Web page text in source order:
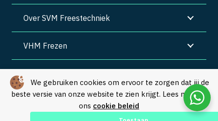
We gebruiken cookies om ervoor te zorgen dat jij de
beste versie van onze website te zien krijgt. Lees meer in
ons cookie beleid
Over SVM Freestechniek
VHM Frezen
Algemene voorwaarden | Privacy
© Copyright 2026 – SVM Freestechniek |
Webdesign by Yooker–